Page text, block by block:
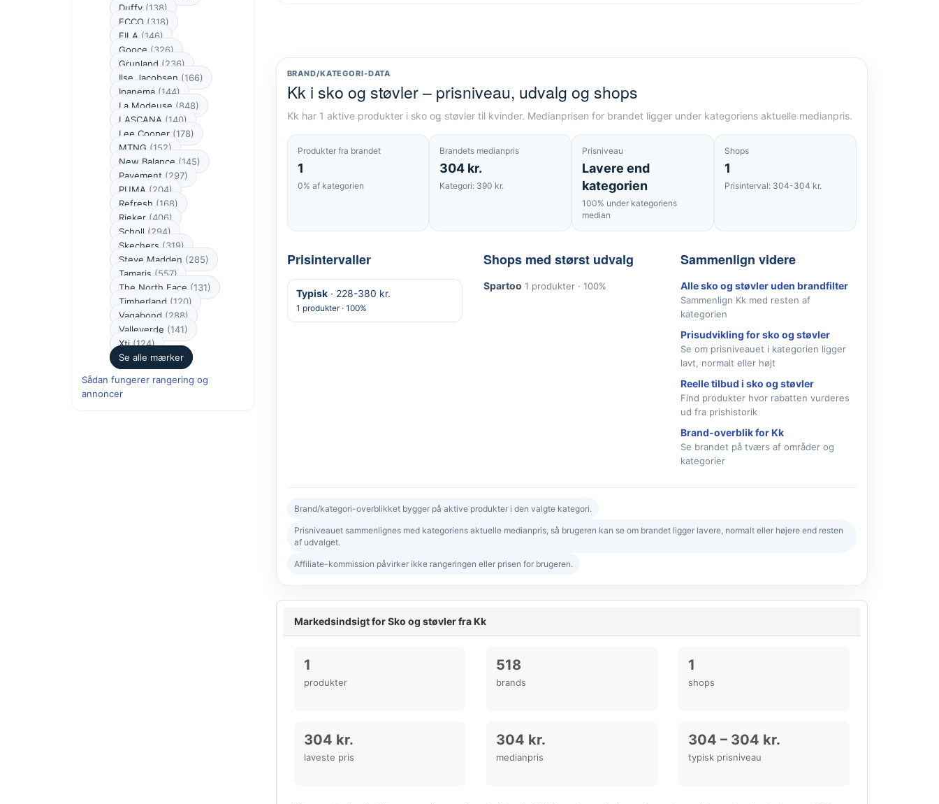
Duffy (138)
ECCO (318)
FILA (146)
Gooce (326)
Grunland (236)
Ilse Jacobsen (166)
Ipanema (144)
La Modeuse (848)
LASCANA (140)
Lee Cooper (178)
MTNG (152)
New Balance (145)
Pavement (297)
PUMA (204)
Refresh (168)
Rieker (406)
Scholl (294)
Skechers (319)
Steve Madden (285)
Tamaris (557)
The North Face (131)
Timberland (120)
Vagabond (288)
Valleverde (141)
Xti(124)
Se alle mærker
Sådan fungerer rangering og
annoncer
BRAND/KATEGORI-DATA
Kk i sko og støvler – prisniveau, udvalg og shops
Kk har 1 aktive produkter i sko og støvler til kvinder. Medianprisen for brandet ligger under kategoriens aktuelle medianpris.
Produkter fra brandet
1
0% af kategorien
Brandets medianpris
304 kr.
Kategori: 390 kr.
Prisniveau
Lavere end
kategorien
100% under kategoriens
median
Shops
1
Prisinterval: 304-304 kr.
Prisintervaller
Typisk· 228-380 kr.
1 produkter · 100%
Shops med størst udvalg
Spartoo 1 produkter · 100%
Sammenlign videre
Alle sko og støvler uden brandfilter
Sammenlign Kk med resten af
kategorien
Prisudvikling for sko og støvler
Se om prisniveauet i kategorien ligger
lavt, normalt eller højt
Reelle tilbud i sko og støvler
Find produkter hvor rabatten vurderes
ud fra prishistorik
Brand-overblik for Kk
Se brandet på tværs af områder og
kategorier
Brand/kategori-overblikket bygger på aktive produkter i den valgte kategori.
Prisniveauet sammenlignes med kategoriens aktuelle medianpris, så brugeren kan se om brandet ligger lavere, normalt eller højere end resten
af udvalget.
Affiliate-kommission påvirker ikke rangeringen eller prisen for brugeren.
Markedsindsigt for Sko og støvler fra Kk
1
produkter
518
brands
1
shops
304 kr.
laveste pris
304 kr.
medianpris
304 – 304 kr.
typisk prisniveau